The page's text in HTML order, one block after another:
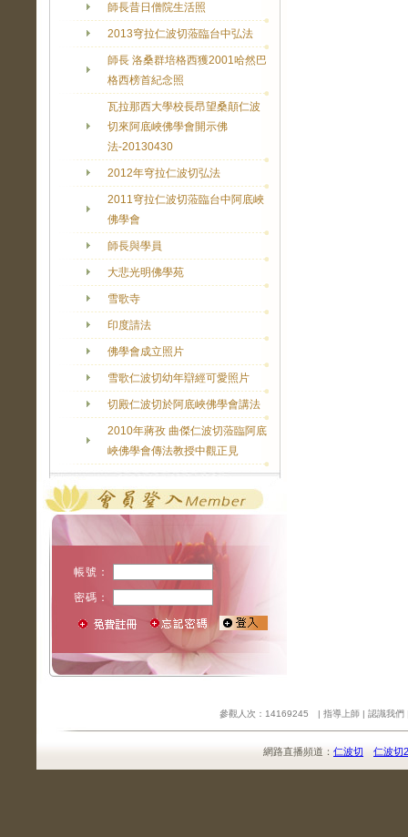
師長昔日僧院生活照
2013穹拉仁波切蒞臨台中弘法
師長 洛桑群培格西獲2001哈然巴
格西榜首紀念照
瓦拉那西大學校長昂望桑顛仁波
切來阿底峽佛學會開示佛
法-20130430
2012年穹拉仁波切弘法
2011穹拉仁波切蒞臨台中阿底峽
佛學會
師長與學員
大悲光明佛學苑
雪歌寺
印度請法
佛學會成立照片
雪歌仁波切幼年辯經可愛照片
切殿仁波切於阿底峽佛學會講法
2010年蔣孜 曲傑仁波切蒞臨阿底
峽佛學會傳法教授中觀正見
帳號：
密碼：
參觀人次：14169245 | 指導上師 | 認識我們
網路直播頻道： 仁波切 仁波切2